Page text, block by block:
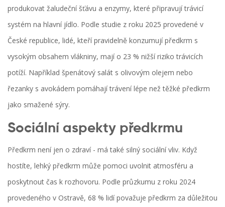
produkovat žaludeční šťávu a enzymy, které připravují trávicí
systém na hlavní jídlo. Podle studie z roku 2025 provedené v
České republice, lidé, kteří pravidelně konzumují předkrm s
vysokým obsahem vlákniny, mají o 23 % nižší riziko trávicích
potíží. Například špenátový salát s olivovým olejem nebo
řezanky s avokádem pomáhají trávení lépe než těžké předkrm
jako smažené sýry.
Sociální aspekty předkrmu
Předkrm není jen o zdraví - má také silný sociální vliv. Když
hostíte, lehký předkrm může pomoci uvolnit atmosféru a
poskytnout čas k rozhovoru. Podle průzkumu z roku 2024
provedeného v Ostravě, 68 % lidí považuje předkrm za důležitou